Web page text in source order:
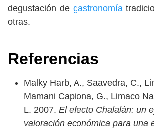
degustación de gastronomía
otras.
Referencias
Malky Harb, A., Saavedra, C.,
Mamani Capiona, G., Limaco
L. 2007. El efecto Chalalán: un
valoración económica para una